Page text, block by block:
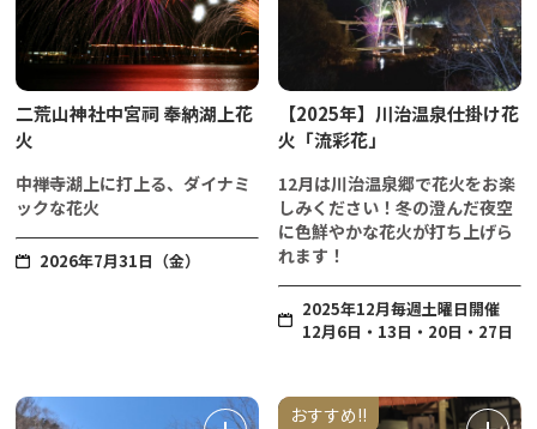
二荒山神社中宮祠 奉納湖上花
火
中禅寺湖上に打上る、ダイナミ
ックな花火
2026年7月31日（金）
【2025年】川治温泉仕掛け花
火「流彩花」
12月は川治温泉郷で花火をお楽
しみください！冬の澄んだ夜空
に色鮮やかな花火が打ち上げら
れます！
2025年12月毎週土曜日開催
12月6日・13日・20日・27日
おすすめ!!